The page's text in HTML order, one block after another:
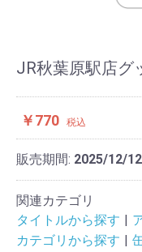
JR秋葉原駅店グ
￥770 税込
販売期間: 2025/12/
関連カテゴリ
タイトルから探す
カテゴリから探す